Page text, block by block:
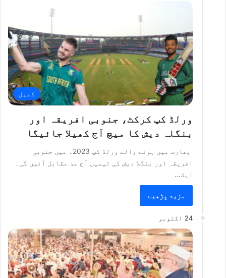
کھیل
ورلڈ کپ کرکٹ، جنوبی افریقہ اور
بنگلہ دیش کا میچ آج کھیلا جائیگا
بھارت میں ہونے والے ورلڈ کپ 2023ء میں جنوبی
افریقہ اور بنگلا دیش کی ٹیمیں آج مد مقابل آئیں گی۔
ایک…
مزید پڑھیے
24 اکتوبر